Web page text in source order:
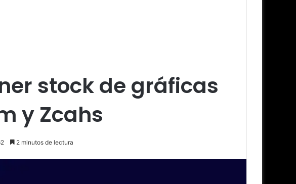
stock de gráficas
y Zcahs
2 minutos de lectura